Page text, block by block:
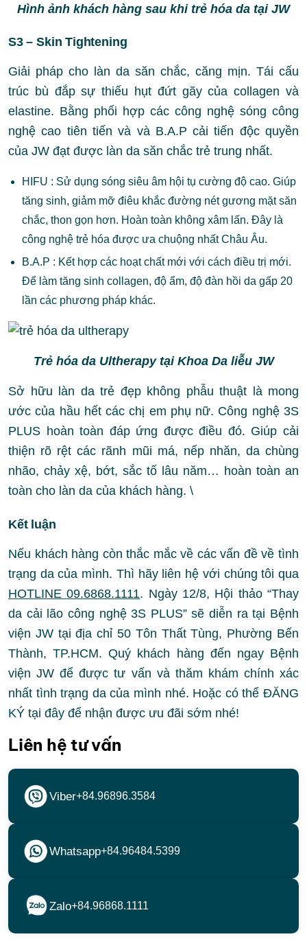
Hình ảnh khách hàng sau khi trẻ hóa da tại JW
S3 – Skin Tightening
Giải pháp cho làn da săn chắc, căng mịn. Tái cấu
trúc bù đắp sự thiếu hụt đứt gãy của collagen và
elastine. Bằng phối hợp các công nghệ sóng công
nghệ cao tiên tiến và và B.A.P cải tiến độc quyền
của JW đạt được làn da săn chắc trẻ trung nhất.
HIFU : Sử dụng sóng siêu âm hội tụ cường độ cao. Giúp
tăng sinh, giảm mỡ điêu khắc đường nét gương mặt săn
chắc, thon gọn hơn. Hoàn toàn không xâm lấn. Đây là
công nghệ trẻ hóa được ưa chuộng nhất Châu Âu.
B.A.P : Kết hợp các hoạt chất mới với cách điều trị mới.
Để làm tăng sinh collagen, độ ẩm, độ đàn hồi da gấp 20
lần các phương pháp khác.
Trẻ hóa da Ultherapy tại Khoa Da liễu JW
Sở hữu làn da trẻ đẹp không phẫu thuật là mong
ước của hầu hết các chị em phụ nữ. Công nghệ 3S
PLUS hoàn toàn đáp ứng được điều đó. Giúp cải
thiện rõ rệt các rãnh mũi má, nếp nhăn, da chùng
nhão, chảy xệ, bớt, sắc tố lâu năm… hoàn toàn an
toàn cho làn da của khách hàng. \
Kết luận
Nếu khách hàng còn thắc mắc về các vấn đề về tình
trạng da của mình. Thì hãy liên hệ với chúng tôi qua
HOTLINE09.6868.1111. Ngày 12/8, Hội thảo “Thay
da cải lão công nghệ 3S PLUS” sẽ diễn ra tại Bệnh
viện JW tại địa chỉ 50 Tôn Thất Tùng, Phường Bến
Thành, TP.HCM. Quý khách hàng đến ngay Bệnh
viện JW để được tư vấn và thăm khám chính xác
nhất tình trạng da của mình nhé. Hoặc có thể ĐĂNG
KÝ tại đây để nhận được ưu đãi sớm nhé!
Liên hệ tư vấn
Viber+84.96896.3584
Whatsapp+84.96484.5399
Zalo+84.96868.1111